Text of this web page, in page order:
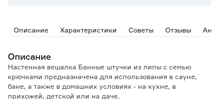
Описание Характеристики Советы Отзывы
Описание
Настенная вешалка Банные штучки из липы с семью
крючками предназначена для использования в сауне,
бане, а также в домашних условиях - на кухне, в
прихожей, детской или на даче.